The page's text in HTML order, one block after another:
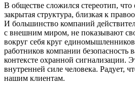
В обществе сложился стереотип,
закрытая структура, близкая к
И большинство компаний
с внешним миром, не показывают
вокруг себя круг
работников компании безопасность
контексте охранной сигнализации.
внутренней силе человека. Радует,
нашим клиентам.